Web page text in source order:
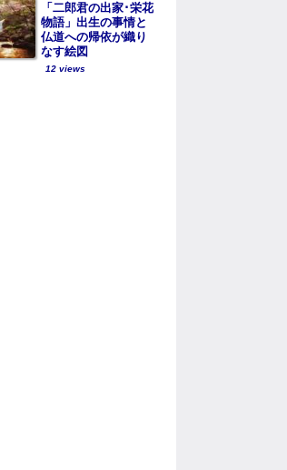
「二郎君の出家･栄花
物語」出生の事情と
仏道への帰依が織り
なす絵図
12 views